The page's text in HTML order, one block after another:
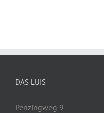
DAS LUIS
Penzingweg 9